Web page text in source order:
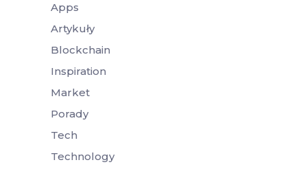
Apps
Artykuły
Blockchain
Inspiration
Market
Porady
Tech
Technology